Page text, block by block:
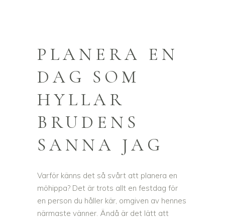
PLANERA EN
DAG SOM
HYLLAR
BRUDENS
SANNA JAG
Varför känns det så svårt att planera en
möhippa? Det är trots allt en festdag för
en person du håller kär, omgiven av hennes
närmaste vänner. Ändå är det lätt att